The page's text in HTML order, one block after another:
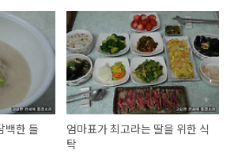
백한 들
엄마표가 최고라는 딸을 위한 식
탁